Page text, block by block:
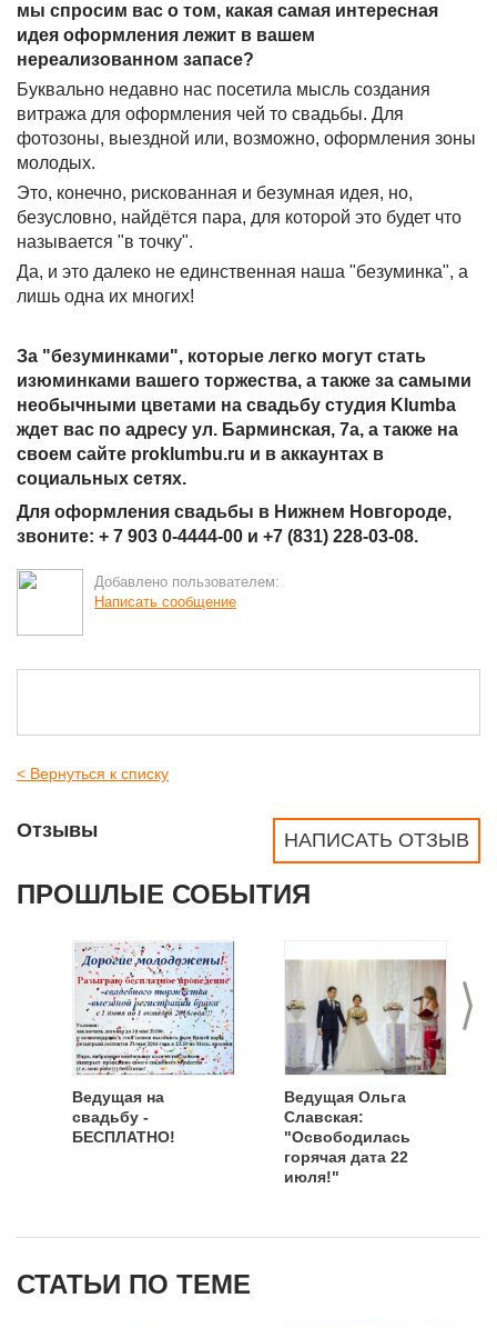
мы спросим вас о том, какая самая интересная
идея оформления лежит в вашем
нереализованном запасе?
Буквально недавно нас посетила мысль создания
витража для оформления чей то свадьбы. Для
фотозоны, выездной или, возможно, оформления зоны
молодых.
Это, конечно, рискованная и безумная идея, но,
безусловно, найдётся пара, для которой это будет что
называется "в точку".
Да, и это далеко не единственная наша "безуминка", а
лишь одна их многих!
За "безуминками", которые легко могут стать
изюминками вашего торжества, а также за самыми
необычными цветами на свадьбу студия Klumba
ждет вас по адресу ул. Барминская, 7а, а также на
своем сайте proklumbu.ru и в аккаунтах в
социальных сетях.
Для оформления свадьбы в Нижнем Новгороде,
звоните: + 7 903 0-4444-00 и +7 (831) 228-03-08.
Добавлено пользователем:
Написать сообщение
< Вернуться к списку
НАПИСАТЬ ОТЗЫВ
Отзывы
ПРОШЛЫЕ СОБЫТИЯ
>
Ведущая на
свадьбу -
БЕСПЛАТНО!
Ведущая Ольга
Славская:
"Освободилась
горячая дата 22
июля!"
СТАТЬИ ПО ТЕМЕ